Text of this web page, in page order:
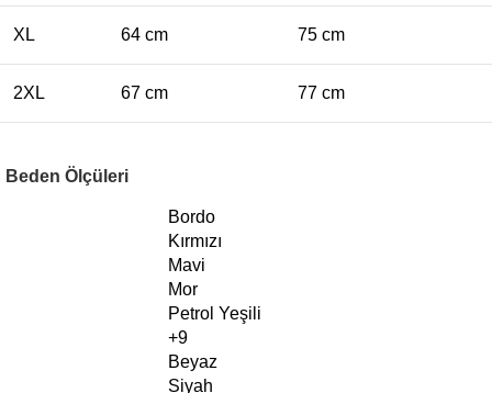
XL 64 cm 75 cm
2XL 67 cm 77 cm
Beden Ölçüleri
Bordo
Kırmızı
Mavi
Mor
Petrol Yeşili
+9
Beyaz
Siyah